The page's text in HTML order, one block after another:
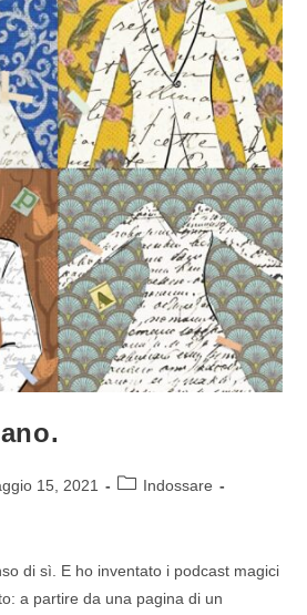
15, 2021
Indossare
di sì. E ho inventato i podcast magici
a partire da una pagina di un